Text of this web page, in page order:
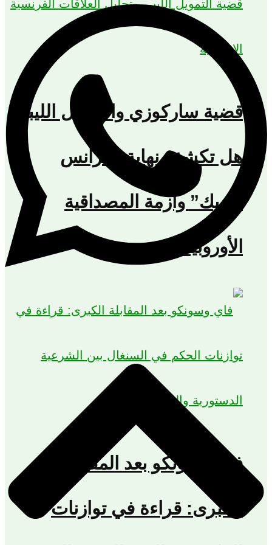
قضية ساركوزي والتمويل الليبي:
هل تكشف نهاية “فرانس
أفريك” وأزمة المصداقية
الأوروبية؟
فاي وسونكو بعد المقابلة
الكبرى: قراءة في توازنات